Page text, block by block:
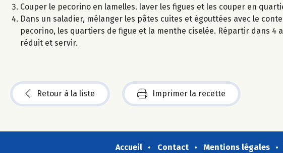
Couper le pecorino en lamelles. laver les figues et les couper en
Dans un saladier, mélanger les pâtes cuites et égouttées avec le
pecorino, les quartiers de figue et la menthe ciselée. Répartir dans
réduit et servir.
Retour à la liste Imprimer la recette
Accueil Contact Mentions légales